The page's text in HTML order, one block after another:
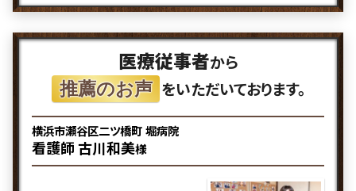
医療従事者から
推薦のお声 をいただいております。
横浜市瀬谷区二ツ橋町 堀病院
看護師 古川和美様